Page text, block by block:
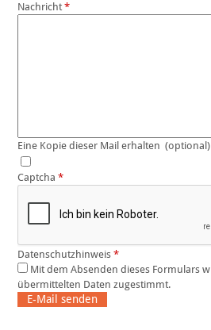
Nachricht *
Eine Kopie dieser Mail erhalten (optional)
Captcha *
Datenschutzhinweis *
übermittelten Daten zugestimmt.
E-Mail senden